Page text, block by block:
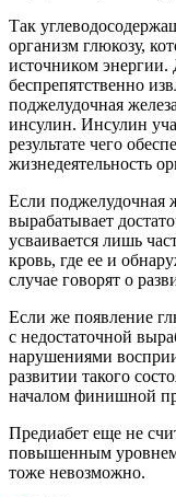
Так
организм глюкозу,
источником энергии.
беспрепятственно
поджелудочная
инсулин. Инсулин
результате чего
жизнедеятельность
Если поджелудочная
вырабатывает
усваивается лишь
кровь, где ее и
случае говорят о
Если же появление
с недостаточной
нарушениями
развитии такого
началом финишной
Предиабет еще не
повышенным уровнем
тоже невозможно.